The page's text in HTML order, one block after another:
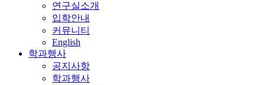
연구실소개
입학안내
커뮤니티
English
학과행사
공지사항
학과행사